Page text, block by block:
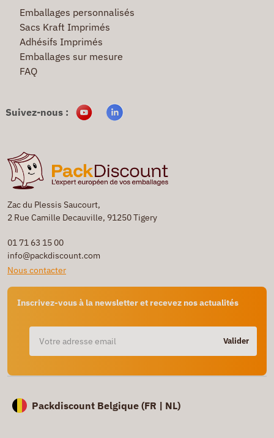
Zac du Plessis Saucourt,
2 Rue Camille Decauville, 91250 Tigery
01 71 63 15 00
info@packdiscount.com
Nous contacter
Inscrivez-vous à la newsletter et recevez nos actualités
Valider
Emballages personnalisés
Sacs Kraft Imprimés
Adhésifs Imprimés
Emballages sur mesure
FAQ
Suivez-nous :
Packdiscount Belgique (FR | NL)